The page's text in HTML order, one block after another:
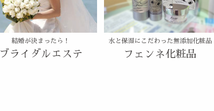
結婚が決まったら！
ブライダルエステ
水と保湿にこだわった無添加化粧品
フェンネ化粧品